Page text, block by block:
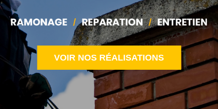
VOIR NOS RÉALISATIONS